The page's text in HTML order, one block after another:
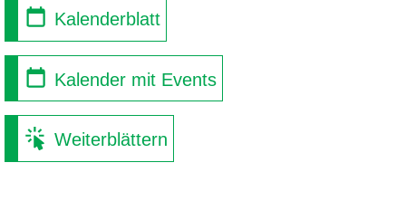
Kalenderblatt
Kalender mit Events
Weiterblättern